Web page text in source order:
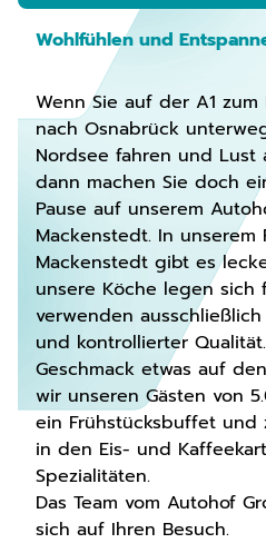
Wohlfühlen und
Wenn Sie auf der A1
nach Osnabrück
Nordsee fahren und Lust
dann machen Sie doch
Pause auf unserem
Mackenstedt. In unserem
Mackenstedt gibt es
unsere Köche legen sich
verwenden
und kontrollierter
Geschmack etwas auf
wir unseren Gästen von
ein Frühstücksbuffet und
in den Eis- und
Spezialitäten.
Das Team vom Autohof
sich auf Ihren Besuch.